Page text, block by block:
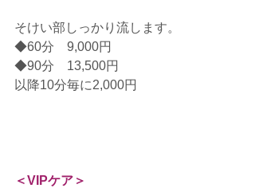
そけい部しっかり流します。
◆60分　9,000円
◆90分　13,500円
以降10分毎に2,000円
＜VIPケア＞